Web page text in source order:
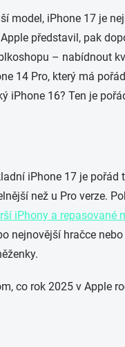
model, iPhone 17 je
představil, pak
– nabídnout
14 Pro, který má
iPhone 16? Ten je
iPhone 17 je
než u Pro verze.
iPhony a repasované
nejnovější hračce
co rok 2025 v Apple